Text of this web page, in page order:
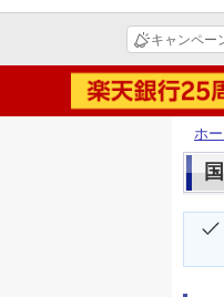
キャンペー
ホ